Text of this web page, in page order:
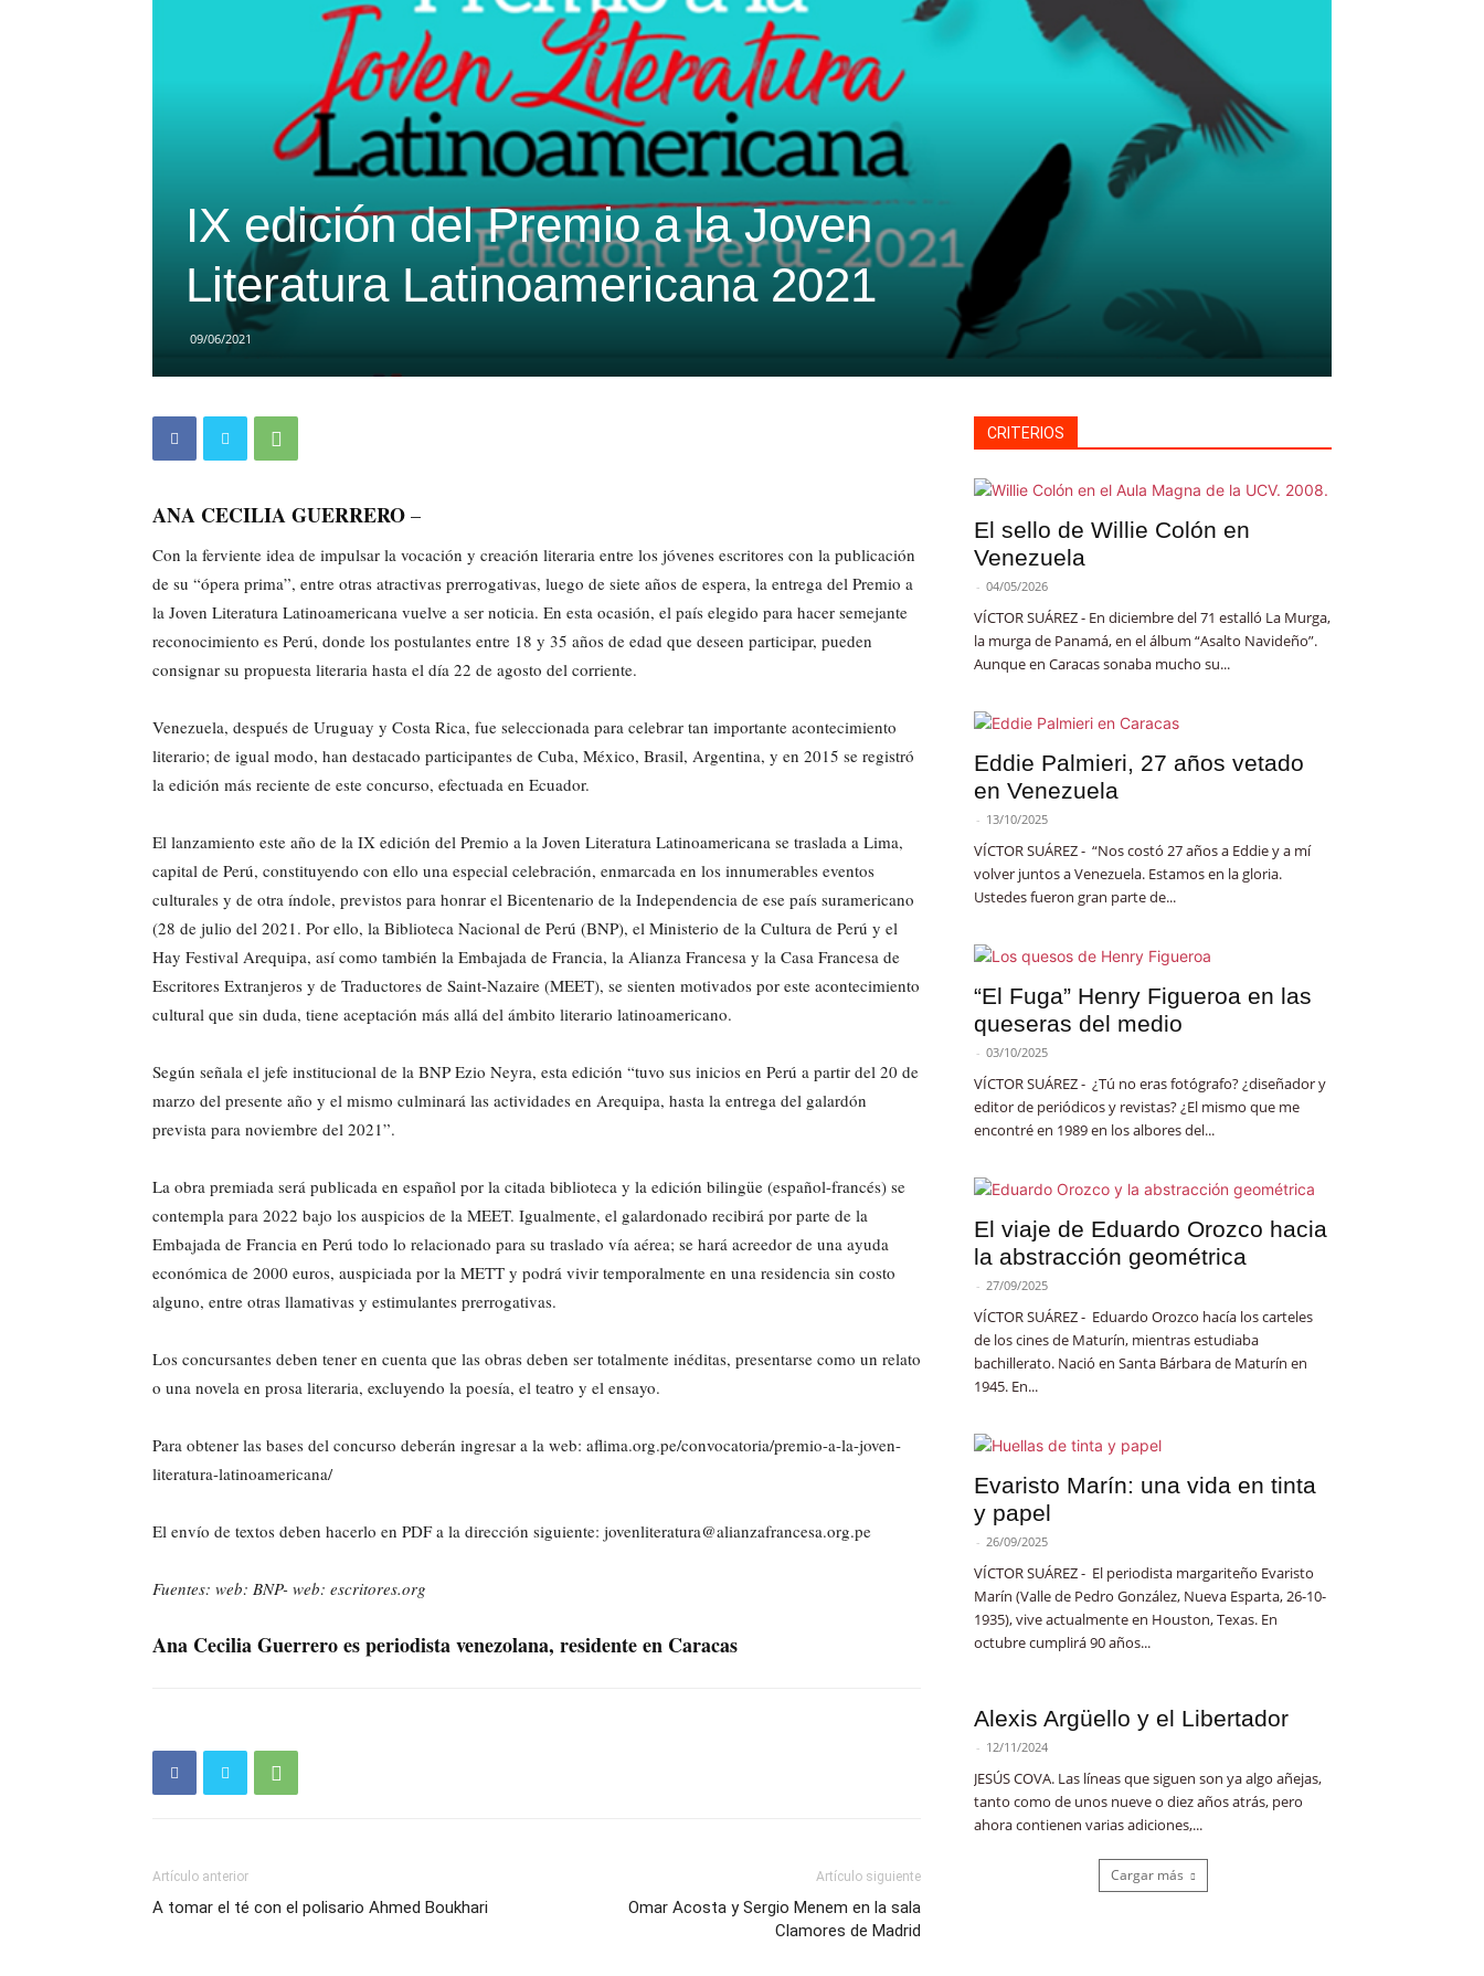
IX edición del Premio a la Joven
Literatura Latinoamericana 2021
09/06/2021
ANA CECILIA GUERRERO –
Con la ferviente idea de impulsar la vocación y creación literaria entre los jóvenes escritores con la publicación
de su “ópera prima”, entre otras atractivas prerrogativas, luego de siete años de espera, la entrega del Premio a
la Joven Literatura Latinoamericana vuelve a ser noticia. En esta ocasión, el país elegido para hacer semejante
reconocimiento es Perú, donde los postulantes entre 18 y 35 años de edad que deseen participar, pueden
consignar su propuesta literaria hasta el día 22 de agosto del corriente.
Venezuela, después de Uruguay y Costa Rica, fue seleccionada para celebrar tan importante acontecimiento
literario; de igual modo, han destacado participantes de Cuba, México, Brasil, Argentina, y en 2015 se registró
la edición más reciente de este concurso, efectuada en Ecuador.
El lanzamiento este año de la IX edición del Premio a la Joven Literatura Latinoamericana se traslada a Lima,
capital de Perú, constituyendo con ello una especial celebración, enmarcada en los innumerables eventos
culturales y de otra índole, previstos para honrar el Bicentenario de la Independencia de ese país suramericano
(28 de julio del 2021. Por ello, la Biblioteca Nacional de Perú (BNP), el Ministerio de la Cultura de Perú y el
Hay Festival Arequipa, así como también la Embajada de Francia, la Alianza Francesa y la Casa Francesa de
Escritores Extranjeros y de Traductores de Saint-Nazaire (MEET), se sienten motivados por este acontecimiento
cultural que sin duda, tiene aceptación más allá del ámbito literario latinoamericano.
Según señala el jefe institucional de la BNP Ezio Neyra, esta edición “tuvo sus inicios en Perú a partir del 20 de
marzo del presente año y el mismo culminará las actividades en Arequipa, hasta la entrega del galardón
prevista para noviembre del 2021”.
La obra premiada será publicada en español por la citada biblioteca y la edición bilingüe (español-francés) se
contempla para 2022 bajo los auspicios de la MEET. Igualmente, el galardonado recibirá por parte de la
Embajada de Francia en Perú todo lo relacionado para su traslado vía aérea; se hará acreedor de una ayuda
económica de 2000 euros, auspiciada por la METT y podrá vivir temporalmente en una residencia sin costo
alguno, entre otras llamativas y estimulantes prerrogativas.
Los concursantes deben tener en cuenta que las obras deben ser totalmente inéditas, presentarse como un relato
o una novela en prosa literaria, excluyendo la poesía, el teatro y el ensayo.
Para obtener las bases del concurso deberán ingresar a la web: aflima.org.pe/convocatoria/premio-a-la-joven-
literatura-latinoamericana/
El envío de textos deben hacerlo en PDF a la dirección siguiente: jovenliteratura@alianzafrancesa.org.pe
Fuentes: web: BNP- web: escritores.org
Ana Cecilia Guerrero es periodista venezolana, residente en Caracas
Artículo anterior
A tomar el té con el polisario Ahmed Boukhari
Artículo siguiente
Omar Acosta y Sergio Menem en la sala
Clamores de Madrid
CRITERIOS
El sello de Willie Colón en
Venezuela
- 04/05/2026
VÍCTOR SUÁREZ - En diciembre del 71 estalló La Murga,
la murga de Panamá, en el álbum “Asalto Navideño”.
Aunque en Caracas sonaba mucho su...
Eddie Palmieri, 27 años vetado
en Venezuela
- 13/10/2025
VÍCTOR SUÁREZ - “Nos costó 27 años a Eddie y a mí
volver juntos a Venezuela. Estamos en la gloria.
Ustedes fueron gran parte de...
“El Fuga” Henry Figueroa en las
queseras del medio
- 03/10/2025
VÍCTOR SUÁREZ - ¿Tú no eras fotógrafo? ¿diseñador y
editor de periódicos y revistas? ¿El mismo que me
encontré en 1989 en los albores del...
El viaje de Eduardo Orozco hacia
la abstracción geométrica
- 27/09/2025
VÍCTOR SUÁREZ - Eduardo Orozco hacía los carteles
de los cines de Maturín, mientras estudiaba
bachillerato. Nació en Santa Bárbara de Maturín en
1945. En...
Evaristo Marín: una vida en tinta
y papel
- 26/09/2025
VÍCTOR SUÁREZ - El periodista margariteño Evaristo
Marín (Valle de Pedro González, Nueva Esparta, 26-10-
1935), vive actualmente en Houston, Texas. En
octubre cumplirá 90 años...
Alexis Argüello y el Libertador
- 12/11/2024
JESÚS COVA. Las líneas que siguen son ya algo añejas,
tanto como de unos nueve o diez años atrás, pero
ahora contienen varias adiciones,...
Cargar más